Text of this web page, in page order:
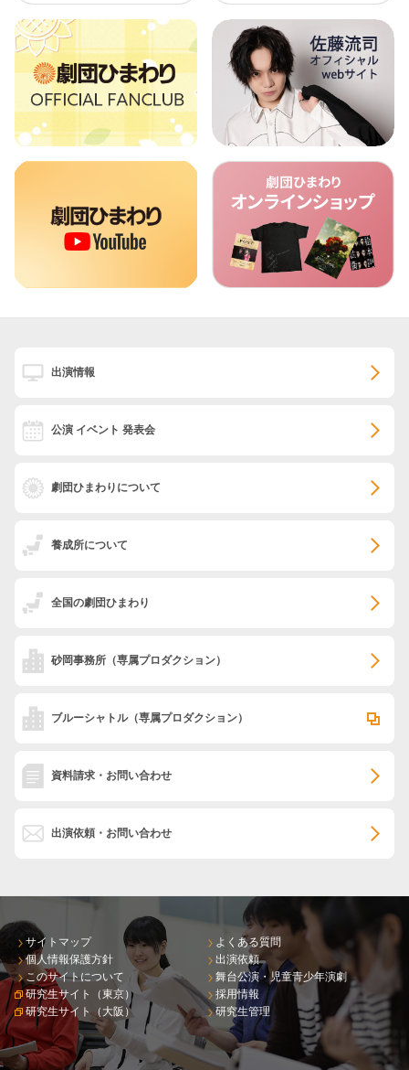
出演情報
公演 イベント 発表会
劇団ひまわりについて
養成所について
全国の劇団ひまわり
砂岡事務所 （専属プロダクション）
ブルーシャトル（専属プロダクション）
資料請求・お問い合わせ
出演依頼・お問い合わせ
サイトマップ
個人情報保護方針
このサイトについて
研究生サイト（東京）
研究生サイト（大阪）
よくある質問
出演依頼
舞台公演・児童青少年演劇
採用情報
研究生管理